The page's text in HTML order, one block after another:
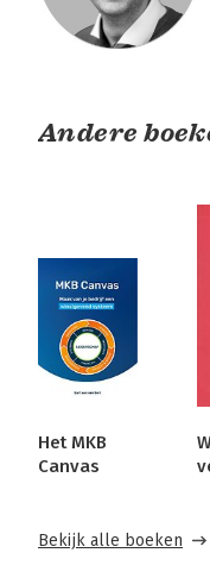
Andere
Het MKB
Canvas
Bekijk alle boeken